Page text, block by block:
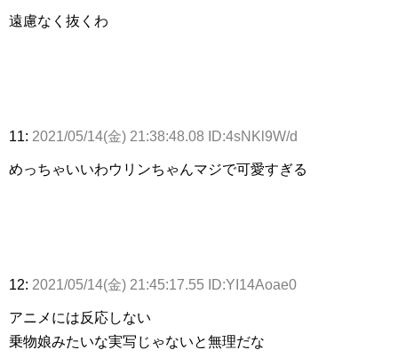
遠慮なく抜くわ
11: 2021/05/14(金) 21:38:48.08 ID:4sNKl9W/d
めっちゃいいわウリンちゃんマジで可愛すぎる
12: 2021/05/14(金) 21:45:17.55 ID:YI14Aoae0
アニメには反応しない
乗物娘みたいな実写じゃないと無理だな